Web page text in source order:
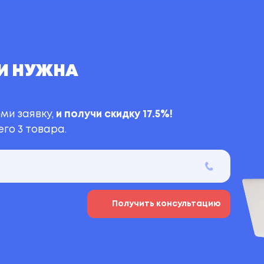
НУЖНА
заявку, и получи скидку 17.5%!
3 товара.
Получить консультацию